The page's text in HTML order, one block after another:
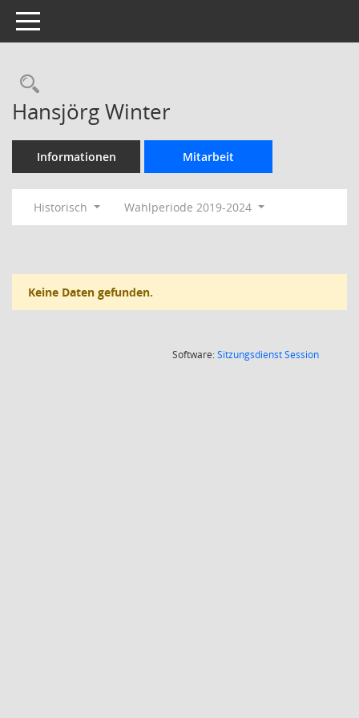
Toggle navigation
Rechercheauswahl
Hansjörg Winter
Informationen Mitarbeit
Historisch Wahlperiode 2019-2024
Keine Daten gefunden.
Software:SitzungsdienstSession(Wird in